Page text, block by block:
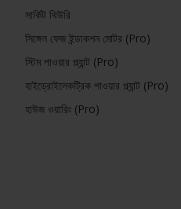
সার্কিট থিউরি
সিঙ্গেল ফেজ ইন্ডাকশন মোটর (Pro)
স্টিম পাওয়ার প্ল্যান্ট (Pro)
হাইড্রোইলেকট্রিক পাওয়ার প্ল্যান্ট (Pro)
হাউজ ওয়ারিং (Pro)